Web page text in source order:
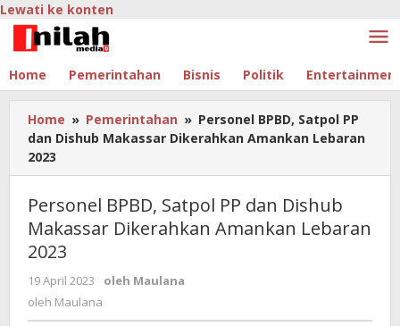
Lewati ke konten
Home Pemerintahan Bisnis Politik
Home » Pemerintahan » Personel BPBD, Satpol PP
dan Dishub Makassar Dikerahkan Amankan Lebaran
2023
Personel BPBD, Satpol PP dan Dishub
Makassar Dikerahkan Amankan Lebaran
2023
19 April 2023 oleh Maulana
oleh Maulana